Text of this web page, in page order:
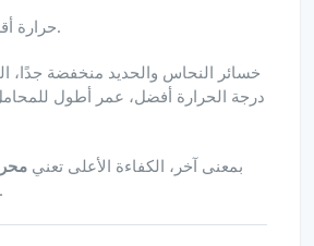
: حرارة أقل وعمر أطول.
درجة الحرارة أفضل، عمر أطول
بمعنى آخر، الكفاءة الأعلى تعني
.